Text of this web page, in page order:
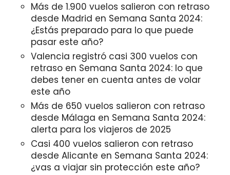
Más de 1.900 vuelos salieron con retraso
desde Madrid en Semana Santa 2024:
¿Estás preparado para lo que puede
pasar este año?
Valencia registró casi 300 vuelos con
retraso en Semana Santa 2024: lo que
debes tener en cuenta antes de volar
este año
Más de 650 vuelos salieron con retraso
desde Málaga en Semana Santa 2024:
alerta para los viajeros de 2025
Casi 400 vuelos salieron con retraso
desde Alicante en Semana Santa 2024:
¿vas a viajar sin protección este año?